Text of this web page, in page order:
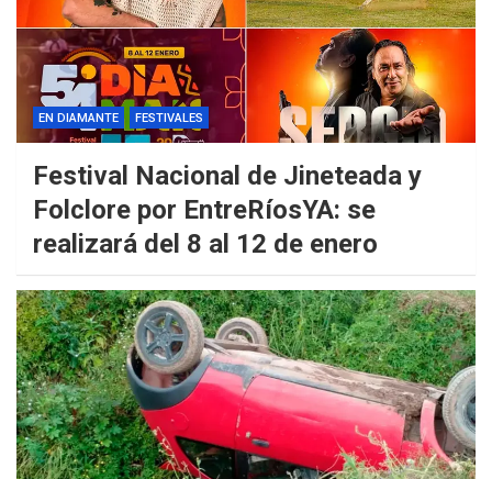
EN DIAMANTE FESTIVALES
Festival Nacional de Jineteada y
Folclore por EntreRíosYA: se
realizará del 8 al 12 de enero